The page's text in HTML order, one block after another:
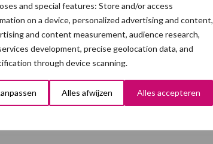
and special features: Store and/or access
on a device, personalized advertising and content,
and content measurement, audience research,
development, precise geolocation data, and
through device scanning.
Alles afwijzen Alles accepteren
De sector bestaat uit fabrikanten
van vochtrijke diervoeders
zijn 95 diervoederbedrijven en
zij circa 95% van de totale productie in